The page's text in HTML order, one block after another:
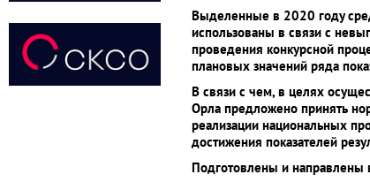
Выделенные в 2020 году
использованы в связи с
проведения конкурсной
плановых значений ряда
В связи с чем, в целях
Орла предложено принять
реализации национальных
достижения показателей
Подготовлены и направлены